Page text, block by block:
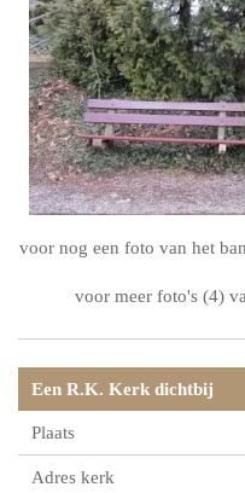
voor nog een foto van het
voor meer foto's (4)
Een R.K. Kerk dichtbij
Plaats
Adres kerk